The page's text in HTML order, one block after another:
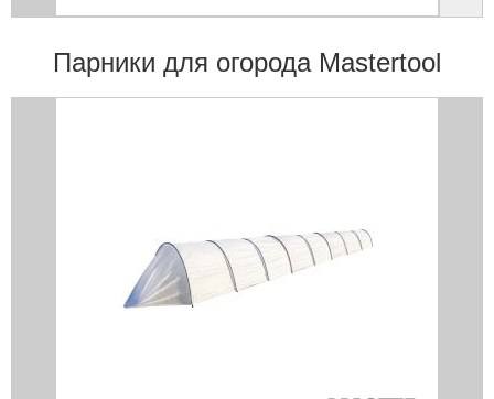
Парники для огорода Mastertool